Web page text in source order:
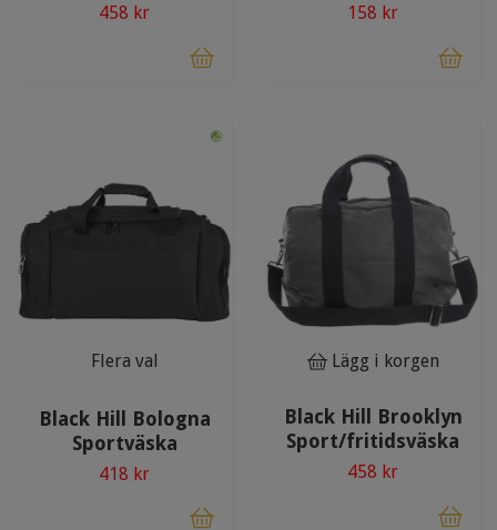
458 kr 158 kr
Flera val
Black Hill Bologna
Sportväska
418 kr
Lägg i korgen
Black Hill Brooklyn
Sport/fritidsväska
458 kr